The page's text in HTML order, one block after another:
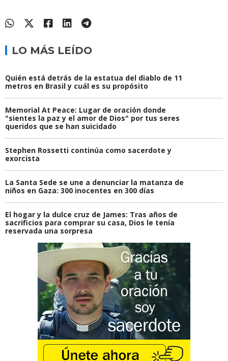
LO MÁS LEÍDO
Quién está detrás de la estatua del diablo de 11
metros en Brasil y cuál es su propósito
Memorial At Peace: Lugar de oración donde
"sientes la paz y el amor de Dios" por tus seres
queridos que se han suicidado
Stephen Rossetti continúa como sacerdote y
exorcista
La Santa Sede se une a denunciar la matanza de
niños en Gaza: 300 inocentes en 300 días
El hogar y la dulce cruz de James: Tras años de
sacrificios para comprar su casa, Dios le tenía
reservada una sorpresa